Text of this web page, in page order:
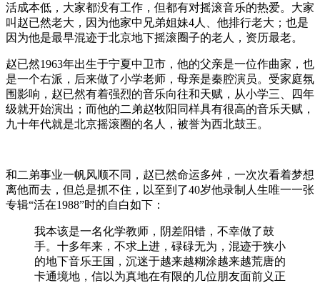
活成本低，大家都没有工作，但都有对摇滚音乐的热爱。大家
叫赵已然老大，因为他家中兄弟姐妹4人、他排行老大；也是
因为他是最早混迹于北京地下摇滚圈子的老人，资历最老。
赵已然1963年出生于宁夏中卫市，他的父亲是一位作曲家，也
是一个右派，后来做了小学老师，母亲是秦腔演员。受家庭氛
围影响，赵已然有着强烈的音乐向往和天赋，从小学三、四年
级就开始演出；而他的二弟赵牧阳同样具有很高的音乐天赋，
九十年代就是北京摇滚圈的名人，被誉为西北鼓王。
和二弟事业一帆风顺不同，赵已然命运多舛，一次次看着梦想
离他而去，但总是抓不住，以至到了40岁他录制人生唯一一张
专辑“活在1988”时的自白如下：
我本该是一名化学教师，阴差阳错，不幸做了鼓
手。十多年来，不求上进，碌碌无为，混迹于狭小
的地下音乐王国，沉迷于越来越糊涂越来越荒唐的
卡通境地，信以为真地在有限的几位朋友面前义正